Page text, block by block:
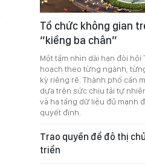
Tổ chức không gian
“kiềng ba chân”
Một tầm nhìn dài hạn đòi hỏi
hoạch theo từng ngành,
kỳ riêng rẽ. Thành phố cần
dựa trên sức chịu tải tự
và hạ tầng dữ liệu đủ mạnh
quyết định.
Trao quyền để đô thị
triển